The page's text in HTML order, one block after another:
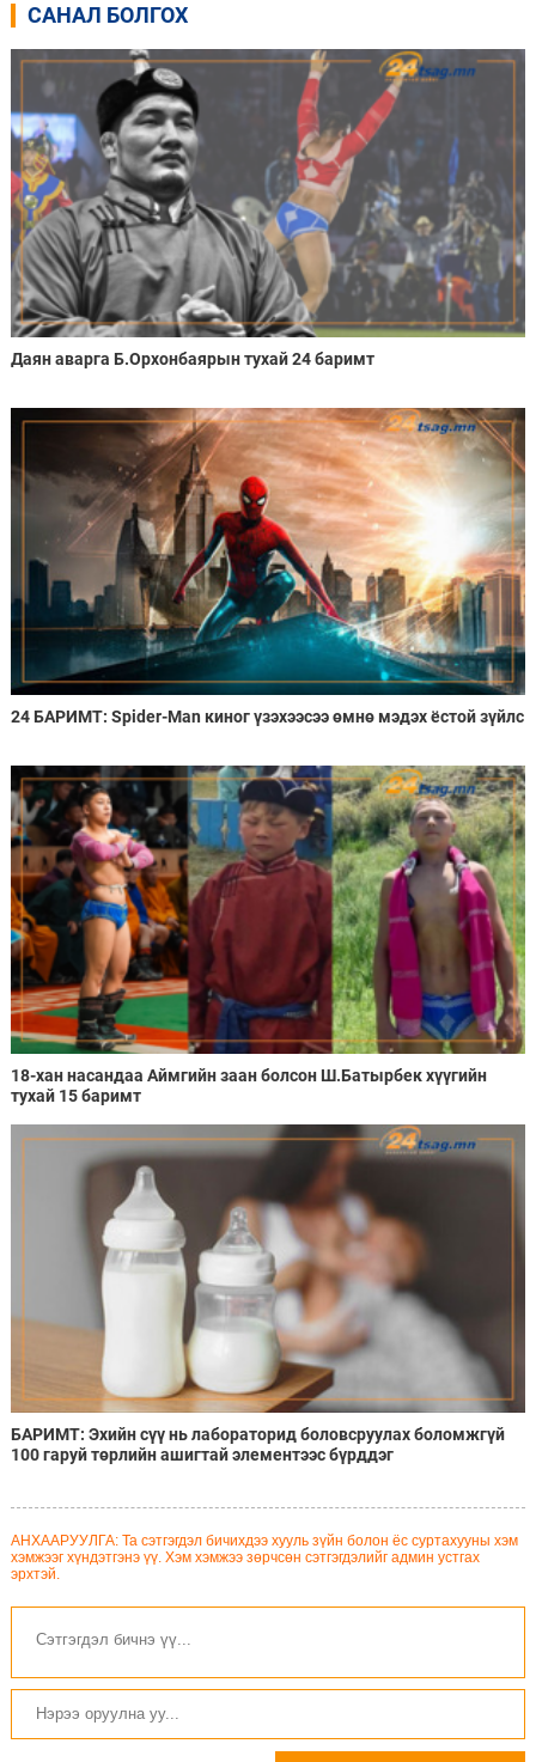
САНАЛ БОЛГОХ
Даян аварга Б.Орхонбаярын тухай 24 баримт
24 БАРИМТ: Spider-Man киног үзэхээсээ өмнө мэдэх ёстой зүйлс
18-хан насандаа Аймгийн заан болсон Ш.Батырбек хүүгийн
тухай 15 баримт
БАРИМТ: Эхийн сүү нь лабораторид боловсруулах боломжгүй
100 гаруй төрлийн ашигтай элементээс бүрддэг
АНХААРУУЛГА: Та сэтгэгдэл бичихдээ хууль зүйн болон ёс суртахууны хэм
хэмжээг хүндэтгэнэ үү. Хэм хэмжээ зөрчсөн сэтгэгдэлийг админ устгах
эрхтэй.